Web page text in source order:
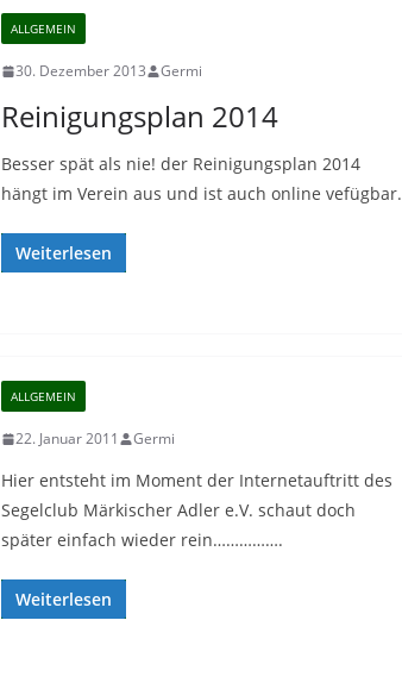
ALLGEMEIN
30. Dezember 2013 Germi
Reinigungsplan 2014
Besser spät als nie! der Reinigungsplan 2014
hängt im Verein aus und ist auch online vefügbar.
Weiterlesen
ALLGEMEIN
22. Januar 2011 Germi
Hier entsteht im Moment der Internetauftritt des
Segelclub Märkischer Adler e.V. schaut doch
später einfach wieder rein…………….
Weiterlesen